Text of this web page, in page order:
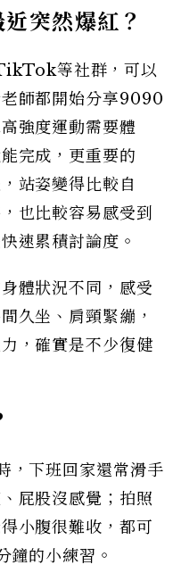
突然爆紅？
等社群，可以
師都開始分享9090
強度運動需要體
完成，更重要的
站姿變得比較自
也比較容易感受到
速累積討論度。
體狀況不同，感受
久坐、肩頸緊繃，
，確實是不少復健
，下班回家還常滑手
屁股沒感覺；拍照
小腹很難收，都可
鐘的小練習。